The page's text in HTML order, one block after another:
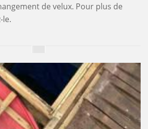
de velux. Pour plus de
le.